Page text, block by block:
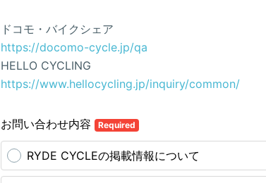
ドコモ・バイクシェア
https://docomo-cycle.jp/qa
HELLO CYCLING
https://www.hellocycling.jp/inquiry/common/
お問い合わせ内容 Required
RYDE CYCLEの掲載情報について